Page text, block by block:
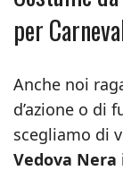
per
Anche noi
d’azione o di
scegliamo di
Vedova Nera